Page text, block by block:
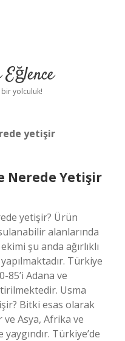
yolculuk!
yetişir
Nerede Yetişir
yetişir? Ürün
alanlarında
şu anda ağırlıklı
Türkiye
Adana ve
Usma
Bitki esas olarak
Asya, Afrika ve
Türkiye’de